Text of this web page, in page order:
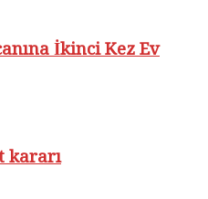
İkinci Kez Ev
kararı